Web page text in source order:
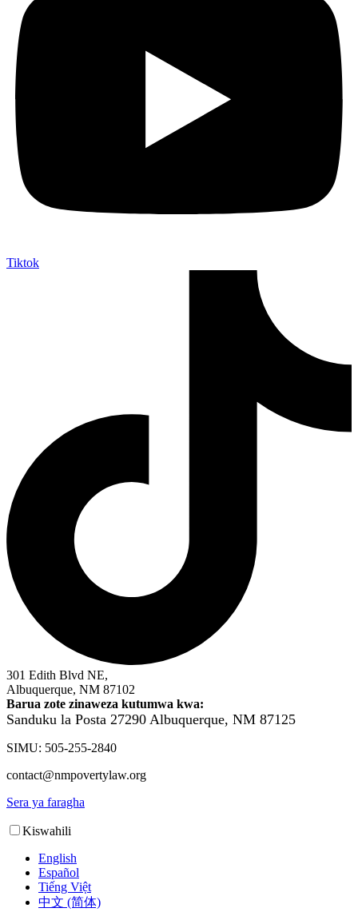
Tiktok
301 Edith Blvd NE,
Albuquerque, NM 87102
Barua zote zinaweza kutumwa kwa:
Sanduku la Posta 27290 Albuquerque, NM 87125
SIMU: 505-255-2840
contact@nmpovertylaw.org
Sera ya faragha
Kiswahili
English
Español
Tiếng Việt
中文 (简体)